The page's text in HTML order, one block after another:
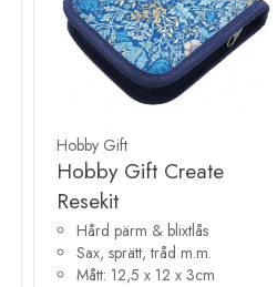
Hobby Gift
Hobby Gift Create
Resekit
Hård pärm & blixtlås
Sax, sprätt, tråd m.m.
Mått: 12,5 x 12 x 3cm